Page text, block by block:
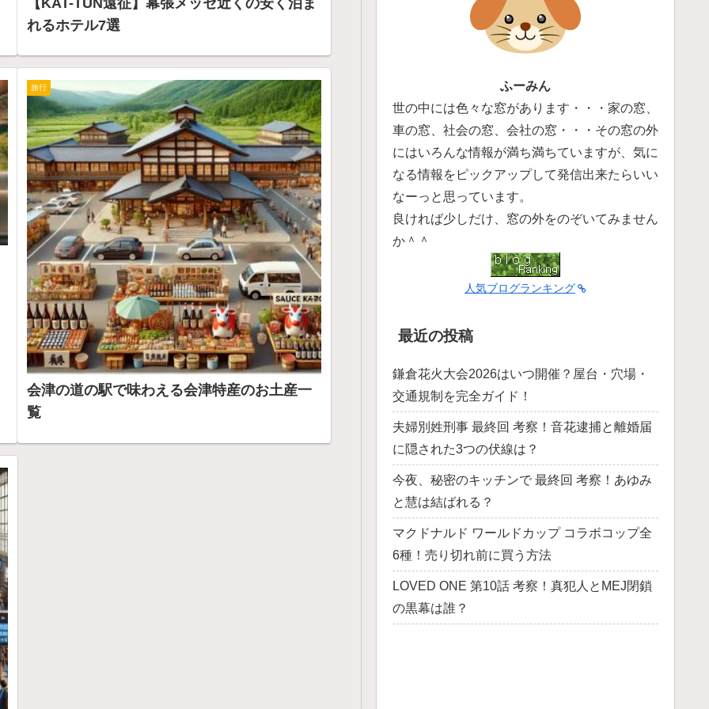
れるホテル7選
旅行
会津の道の駅で味わえる会津特産のお土産一
覧
ふーみん
世の中には色々な窓があります・・・家の窓、
車の窓、社会の窓、会社の窓・・・その窓の外
にはいろんな情報が満ち満ちていますが、気に
なる情報をピックアップして発信出来たらいい
なーっと思っています。
良ければ少しだけ、窓の外をのぞいてみません
か＾＾
人気ブログランキング
最近の投稿
鎌倉花火大会2026はいつ開催？屋台・穴場・
交通規制を完全ガイド！
夫婦別姓刑事 最終回 考察！音花逮捕と離婚届
に隠された3つの伏線は？
今夜、秘密のキッチンで 最終回 考察！あゆみ
と慧は結ばれる？
マクドナルド ワールドカップ コラボコップ全
6種！売り切れ前に買う方法
LOVED ONE 第10話 考察！真犯人とMEJ閉鎖
の黒幕は誰？